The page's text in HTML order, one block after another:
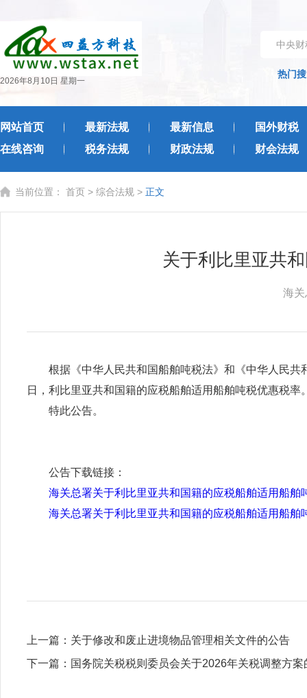
2026年8月10日 星期一
中央
热门
网站首页 最新法规 最新信息
国外财税
在线咨询
税务法规 财政法规 财会法规
当前位置： 首页 > 综合法规 > 正文
关于利比里亚共
海
根据《中华人民共和国船舶吨税法》和《中华人民
日，利比里亚共和国籍的应税船舶适用船舶吨税优惠税率
特此公告。
公告下载链接：
海关总署关于利比里亚共和国籍的应税船舶适用船舶
海关总署关于利比里亚共和国籍的应税船舶适用船舶
上一篇： 关于修改和废止进境物品管理相关文件的公告
下一篇： 国务院关税税则委员会关于2026年关税调整方案